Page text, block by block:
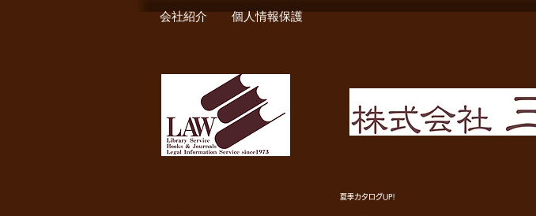
会社紹介 個人情報保護
夏季カタログUP!